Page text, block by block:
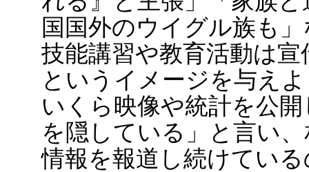
国国外のウイグル族も
技能講習や教育活動は
というイメージを与え
いくら映像や統計を公
を隠している」と言い
情報を報道し続けてい